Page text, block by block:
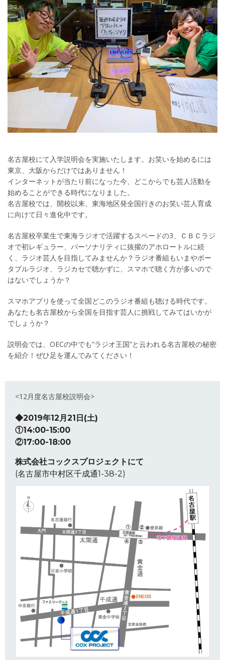
名古屋校にて入学説明会を実施いたします。お笑いを始めるには
東京、大阪からだけではありません！
インターネットが当たり前になった今、どこからでも芸人活動を
始めることができる時代になりました。
名古屋校では、開校以来、東海地区発全国行きのお笑い芸人育成
に向けて日々進化中です。
名古屋校卒業生で東海ラジオで活躍するスペードの3、ＣＢＣラジ
オで初レギュラー、パーソナリティに抜擢のアホロートルに続
く、ラジオ芸人を目指してみませんか？ラジオ番組もいまやポー
タブルラジオ、ラジカセで聴かずに、スマホで聴く方が多いので
はないでしょうか？
スマホアプリを使って全国どこのラジオ番組も聴ける時代です。
あなたも名古屋校から全国を目指す芸人に挑戦してみてはいかが
でしょうか？
説明会では、OECの中でも“ラジオ王国”と云われる名古屋校の秘密
を紹介！ぜひ足を運んでみてください！
<12月度名古屋校説明会>
◆2019年12月21日(土)
①14:00-15:00
②17:00-18:00
株式会社コックスプロジェクトにて
(名古屋市中村区千成通1-38-2)